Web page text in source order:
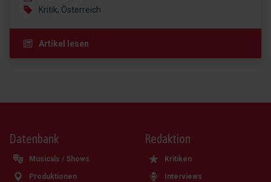
Kritik, Österreich
Artikel lesen
Datenbank
Musicals / Shows
Produktionen
Redaktion
Kritiken
Interviews